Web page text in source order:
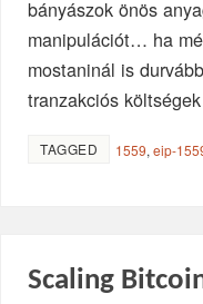
bányászok önös
manipulációt… ha
mostaninál is
tranzakciós
TAGGED 1559,eip-
Scaling